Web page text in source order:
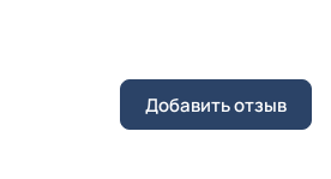
Добавить отзыв